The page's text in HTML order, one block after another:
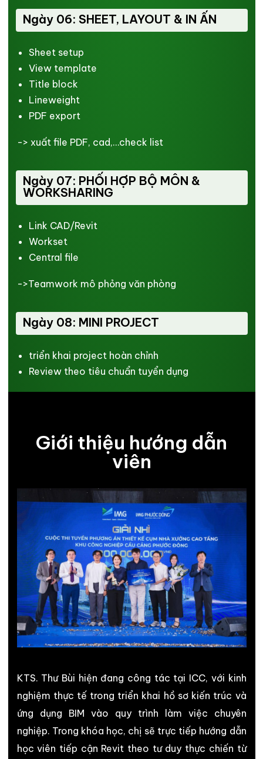
Ngày 06: SHEET, LAYOUT & IN ẤN
Sheet setup
View template
Title block
Lineweight
PDF export
-> xuất file PDF, cad,…check list
Ngày 07: PHỐI HỢP BỘ MÔN &
WORKSHARING
Link CAD/Revit
Workset
Central file
->Teamwork mô phỏng văn phòng
Ngày 08: MINI PROJECT
triển khai project hoàn chỉnh
Review theo tiêu chuẩn tuyển dụng
Giới thiệu hướng dẫn
viên
KTS. Thư Bùi hiện đang công tác tại ICC, với kinh
nghiệm thực tế trong triển khai hồ sơ kiến trúc và
ứng dụng BIM vào quy trình làm việc chuyên
nghiệp. Trong khóa học, chị sẽ trực tiếp hướng dẫn
học viên tiếp cận Revit theo tư duy thực chiến từ